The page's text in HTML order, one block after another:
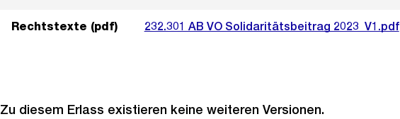
Rechtstexte (pdf) 232.301 AB VO Solidaritätsbeitrag 2023_V1.pdf
Zu diesem Erlass existieren keine weiteren Versionen.